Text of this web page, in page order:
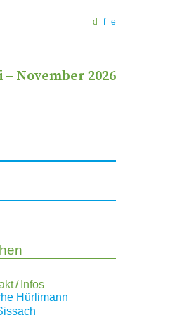
d f e
– November 2026
/ Infos
Hürlimann